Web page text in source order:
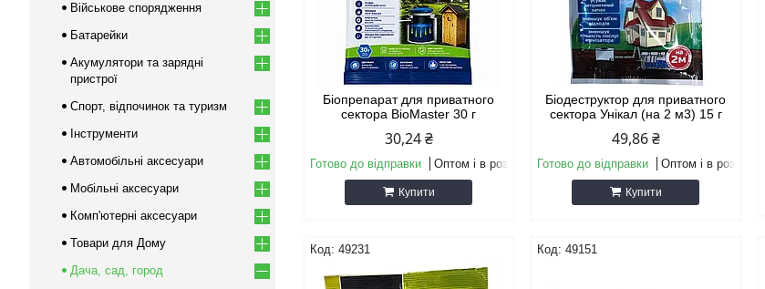
Біопрепарат для приватного
сектора BioMaster 30 г
30,24 ₴
Готово до відправки Оптом і в роздріб
Купити
Біодеструктор для приватного
сектора Унікал (на 2 м3) 15 г
49,86 ₴
Готово до відправки Оптом і в роздріб
Купити
49231 49151
Військове спорядження
Батарейки
Акумулятори та зарядні
пристрої
Спорт, відпочинок та туризм
Інструменти
Автомобільні аксесуари
Мобільні аксесуари
Комп'ютерні аксесуари
Товари для Дому
Дача, сад, город